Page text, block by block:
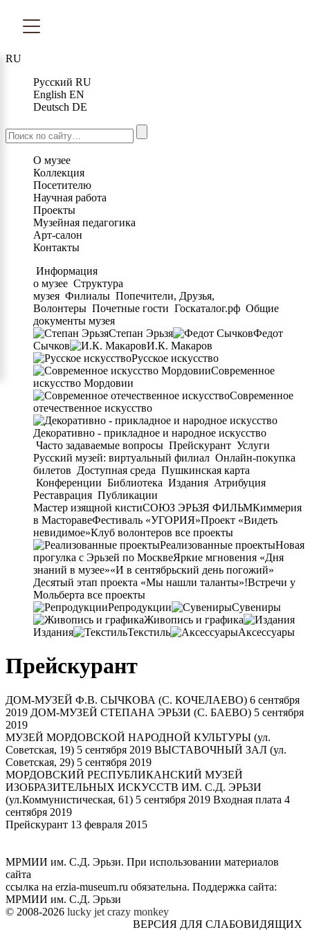
RU
Русский RU
English EN
Deutsch DE
О музее
Коллекция
Посетителю
Научная работа
Проекты
Музейная педагогика
Арт-салон
Контакты
Информация
о музее Структура
музея Филиалы Попечители, Друзья,
Волонтеры Почетные гости Госкаталог.рф Общие
документы музея
Степан Эрьзя
Федот
Сычков
И.К. Макаров
Русское искусство
Современное
искусство Мордовии
Современное
отечественное искусство
Декоративно - прикладное и народное искусство
Часто задаваемые вопросы Прейскурант Услуги
Русский музей: виртуальный филиал Онлайн-покупка
билетов Доступная среда Пушкинская карта
Конференции Библиотека Издания Атрибуция
Реставрация Публикации
Мастер изящной кистиСОЮЗ ЭРЬЗЯ ФИЛЬМКиммерия
в МасторавеФестиваль «УГОРИЯ»Проект «Видеть
невидимое»Клуб волонтеров все проекты
Реализованные проектыНовая
прогулка с Эрьзей по МосквеЯркие мгновения «Дня
знаний в музее»«И в сентябрьский день погожий»
Десятый этап проекта «Мы нашли таланты»!Встречи у
Мольберта все проекты
Репродукции
Сувениры
Живопись и графика
Издания
Текстиль Аксессуары
Прейскурант
ДОМ-МУЗЕЙ Ф.В. СЫЧКОВА (С. КОЧЕЛАЕВО) 6 сентября
2019 ДОМ-МУЗЕЙ СТЕПАНА ЭРЬЗИ (С. БАЕВО) 5 сентября
2019
МУЗЕЙ МОРДОВСКОЙ НАРОДНОЙ КУЛЬТУРЫ (ул.
Советская, 19) 5 сентября 2019 ВЫСТАВОЧНЫЙ ЗАЛ (ул.
Советская, 29) 5 сентября 2019
МОРДОВСКИЙ РЕСПУБЛИКАНСКИЙ МУЗЕЙ
ИЗОБРАЗИТЕЛЬНЫХ ИСКУССТВ ИМ. С.Д. ЭРЬЗИ
(ул.Коммунистическая, 61) 5 сентября 2019 Входная плата 4
сентября 2019
Прейскурант 13 февраля 2015
МРМИИ им. С.Д. Эрьзи. При использовании материалов
сайта
ссылка на erzia-museum.ru обязательна. Поддержка сайта:
МРМИИ им. С.Д. Эрьзи
© 2008-2026 lucky jet crazy monkey
ВЕРСИЯ ДЛЯ СЛАБОВИДЯЩИХ